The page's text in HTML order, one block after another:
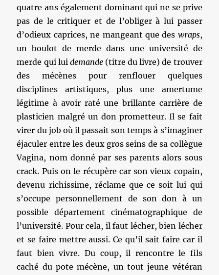
quatre ans également dominant qui ne se prive
pas de le critiquer et de l’obliger à lui passer
d’odieux caprices, ne mangeant que des wraps,
un boulot de merde dans une université de
merde qui lui demande(titre du livre) de trouver
des mécènes pour renflouer quelques
disciplines artistiques, plus une amertume
légitime à avoir raté une brillante carrière de
plasticien malgré un don prometteur. Il se fait
virer du job où il passait son temps à s’imaginer
éjaculer entre les deux gros seins de sa collègue
Vagina, nom donné par ses parents alors sous
crack. Puis on le récupère car son vieux copain,
devenu richissime, réclame que ce soit lui qui
s’occupe personnellement de son don à un
possible département cinématographique de
l’université. Pour cela, il faut lécher, bien lécher
et se faire mettre aussi. Ce qu’il sait faire car il
faut bien vivre. Du coup, il rencontre le fils
caché du pote mécène, un tout jeune vétéran